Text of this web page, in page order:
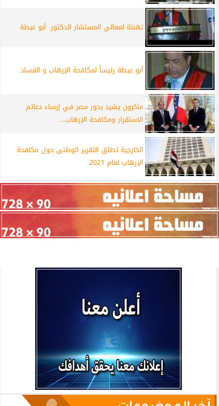
تهنئة لمعالي المستشار الدكتور أبو عيطة
أبو عيطة رئيساً لمكافحة الإرهاب و الفساد
ماكرون يشيد بدور مصر في إرساء دعائم
الاستقرار ومكافحة الإرهاب...
الخارجية تطلق التقرير الوطنى حول مكافحة
الإرهاب لعام 2021